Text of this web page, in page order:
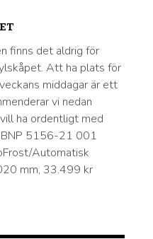
finns det aldrig för
Att ha plats för
middagar är ett
vi nedan
ha ordentligt med
5156-21 001
Automatisk
mm, 33.499 kr